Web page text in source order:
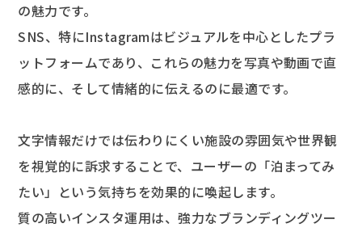
の魅力です。
SNS、特にInstagramはビジュアルを中心としたプラ
ットフォームであり、これらの魅力を写真や動画で直
感的に、そして情緒的に伝えるのに最適です。
文字情報だけでは伝わりにくい施設の雰囲気や世界観
を視覚的に訴求することで、ユーザーの「泊まってみ
たい」という気持ちを効果的に喚起します。
質の高いインスタ運用は、強力なブランディングツー